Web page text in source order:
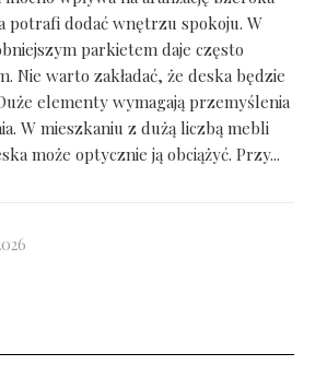
potrafi dodać wnętrzu spokoju. W
parkietem daje często
Nie warto zakładać, że deska będzie
elementy wymagają przemyślenia
W mieszkaniu z dużą liczbą mebli
może optycznie ją obciążyć. Przy...